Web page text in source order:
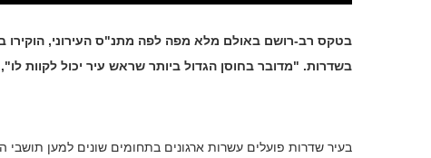
בטקס רב-רושם באולם מלא מפה לפה מתנ"ס העירוני, הוקירו
בשדרות. "מדובר בחוסן הגדול ביותר שראש עיר יכול לקוות
בעיר שדרות פועלים עשרות ארגונים בתחומים שונים למען תושבי